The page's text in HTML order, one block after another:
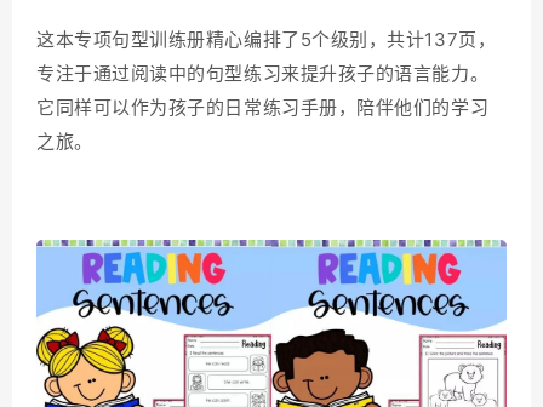
这本专项句型训练册精心编排了5个级别，共计137页，
专注于通过阅读中的句型练习来提升孩子的语言能力。
它同样可以作为孩子的日常练习手册，陪伴他们的学习
之旅。